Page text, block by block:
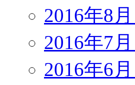
2016年8
2016年7
2016年6